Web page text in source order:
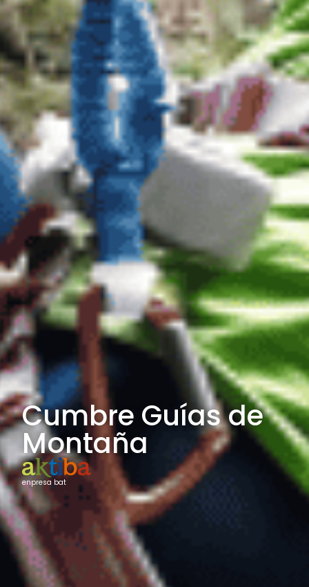
Cumbre Guías de
Montaña
enpresa bat